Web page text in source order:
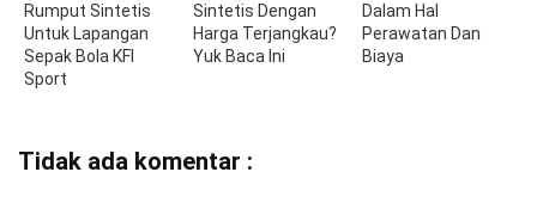
Rumput Sintetis
Untuk Lapangan
Sepak Bola KFI
Sport
Sintetis Dengan
Harga Terjangkau?
Yuk Baca Ini
Dalam Hal
Perawatan Dan
Biaya
Tidak ada komentar :